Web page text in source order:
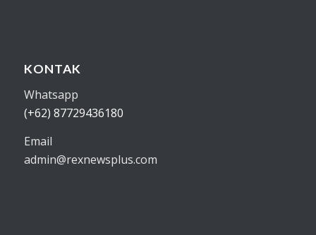
KONTAK
Whatsapp
(+62) 87729436180
Email
admin@rexnewsplus.com